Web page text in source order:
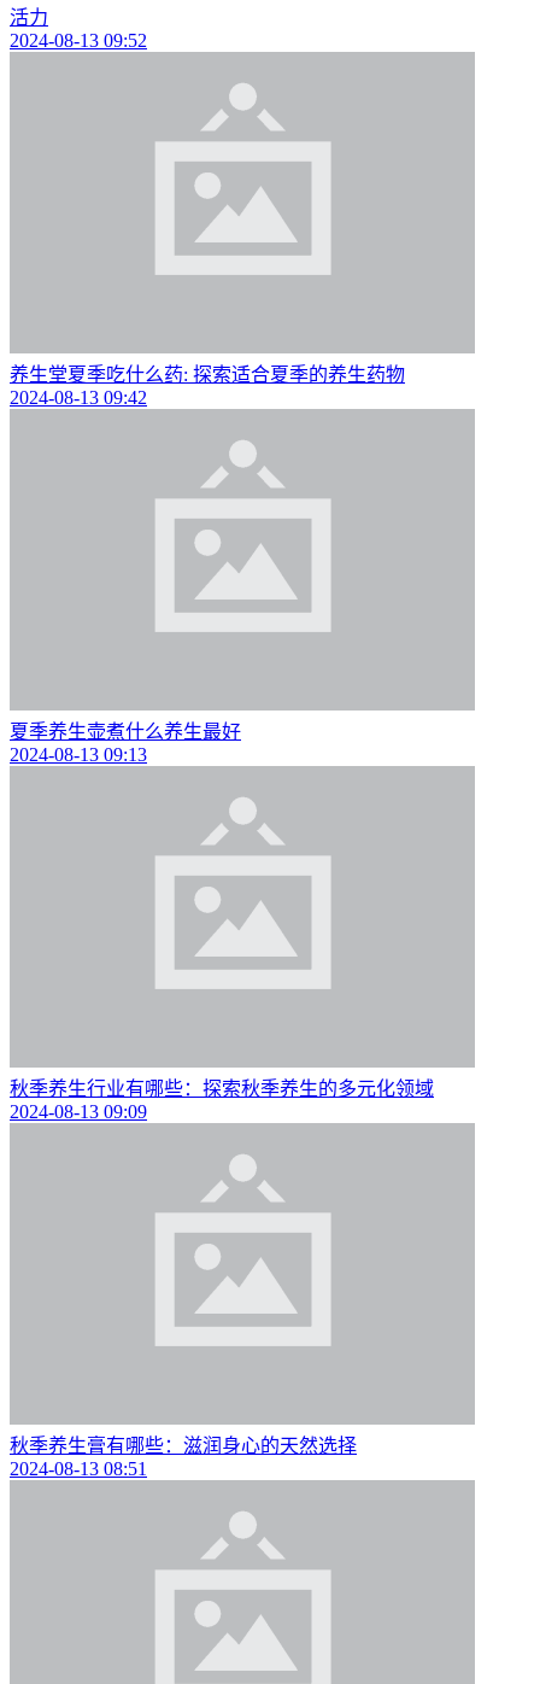
活力
2024-08-13 09:52
养生堂夏季吃什么药: 探索适合夏季的养生药物
2024-08-13 09:42
夏季养生壶煮什么养生最好
2024-08-13 09:13
秋季养生行业有哪些：探索秋季养生的多元化领域
2024-08-13 09:09
秋季养生膏有哪些：滋润身心的天然选择
2024-08-13 08:51